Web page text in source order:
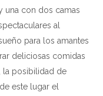
una con dos camas
al
para los amantes
deliciosas comidas
la posibilidad de
este lugar el